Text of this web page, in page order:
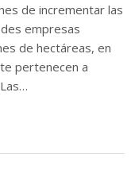
de incrementar las
empresas
de hectáreas, en
pertenecen a